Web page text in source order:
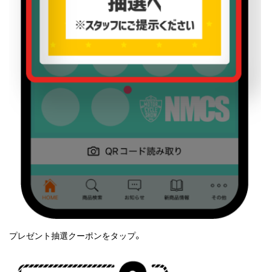
プレゼント抽選クーポンをタップ。